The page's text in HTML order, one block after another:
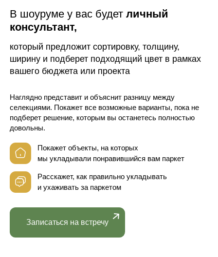
В шоуруме у вас будет личный
консультант,
который предложит сортировку, толщину,
ширину и подберет подходящий цвет в рамках
вашего бюджета или проекта
Наглядно представит и объяснит разницу между
селекциями. Покажет все возможные варианты, пока не
подберет решение, которым вы останетесь полностью
довольны.
Покажет объекты, на которых
мы укладывали понравившийся вам паркет
Расскажет, как правильно укладывать
и ухаживать за паркетом
Записаться на встречу